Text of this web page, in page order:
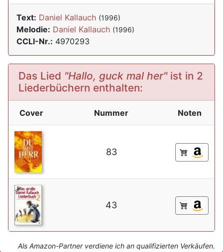
Text: Daniel Kallauch (1996)
Melodie: Daniel Kallauch (1996)
CCLI-Nr.: 4970293
Das Lied "Hallo, guck mal her"ist in 2
Liederbüchern enthalten:
Cover Nummer Noten
83
43
Als Amazon-Partner verdiene ich an qualifizierten Verkäufen.